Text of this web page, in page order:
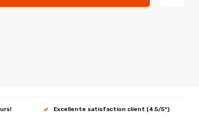
Excellente satisfaction client (4.5/5*)